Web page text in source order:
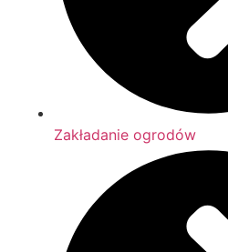
Zakładanie ogrodów